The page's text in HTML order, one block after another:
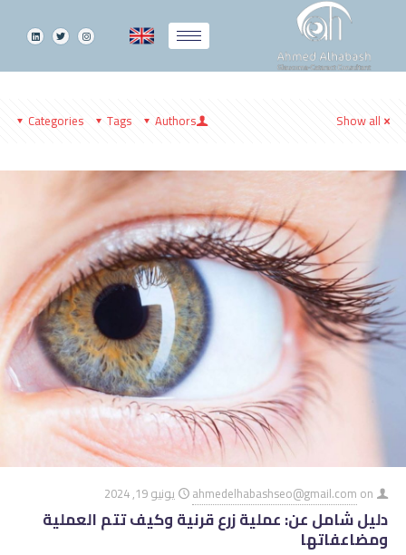
Categories Tags Authors Show all
ahmedelhabashseo@gmail.com on يونيو 19, 2024
دليل شامل عن: عملية زرع قرنية وكيف تتم العملية
ومضاعفاتها